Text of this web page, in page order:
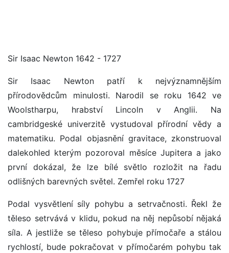
Sir Isaac Newton 1642 - 1727
Sir Isaac Newton patří k nejvýznamnějším
přírodovědcům minulosti. Narodil se roku 1642 ve
Woolstharpu, hrabství Lincoln v Anglii. Na
cambridgeské univerzitě vystudoval přírodní vědy a
matematiku. Podal objasnění gravitace, zkonstruoval
dalekohled kterým pozoroval měsíce Jupitera a jako
první dokázal, že lze bílé světlo rozložit na řadu
odlišných barevných světel. Zemřel roku 1727
Podal vysvětlení síly pohybu a setrvačnosti. Řekl že
těleso setrvává v klidu, pokud na něj nepůsobí nějaká
síla. A jestliže se těleso pohybuje přímočaře a stálou
rychlostí, bude pokračovat v přímočarém pohybu tak